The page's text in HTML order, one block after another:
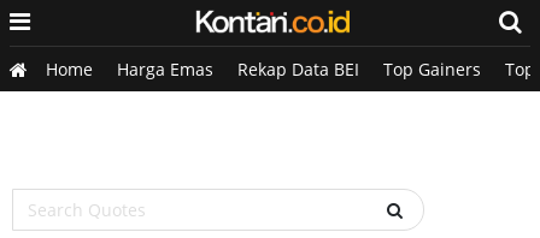
Home Harga Emas Rekap Data BEI Top Gainers Top